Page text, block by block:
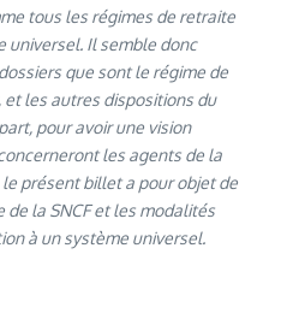
tous les régimes de retraite
universel. Il semble donc
que sont le régime de
et les autres dispositions du
pour avoir une vision
les agents de la
le présent billet a pour objet de
la SNCF et les modalités
à un système universel.